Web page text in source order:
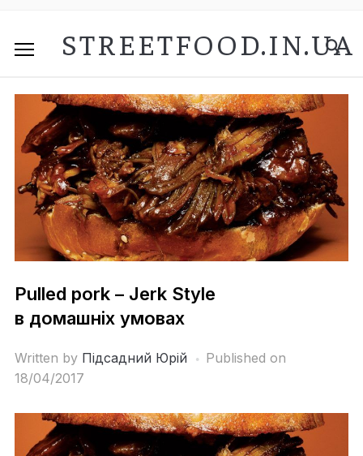
STREETFOOD.IN.UA
Pulled pork – Jerk Style
в домашніх умовах
Written by Підсадний Юрій
Published on
18/04/2017